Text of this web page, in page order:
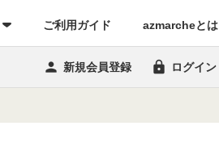
ご利用ガイド (current)azmarcheとは
 新規会員登録  ログイン